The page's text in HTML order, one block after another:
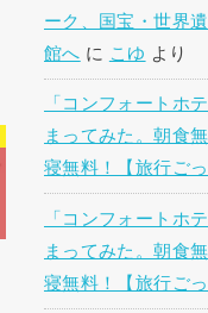
ーク、国宝・世界
館へ に こゆ より
「コンフォートホ
まってみた。朝食
寝無料！【旅行ごっ
「コンフォートホ
まってみた。朝食
寝無料！【旅行ごっ